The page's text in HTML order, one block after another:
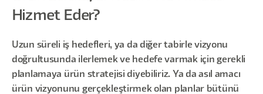
Hizmet Eder?
Uzun süreli iş hedefleri, ya da diğer tabirle vizyonu
doğrultusunda ilerlemek ve hedefe varmak için gerekli
planlamaya ürün stratejisi diyebiliriz. Ya da asıl amacı
ürün vizyonunu gerçekleştirmek olan planlar bütünü